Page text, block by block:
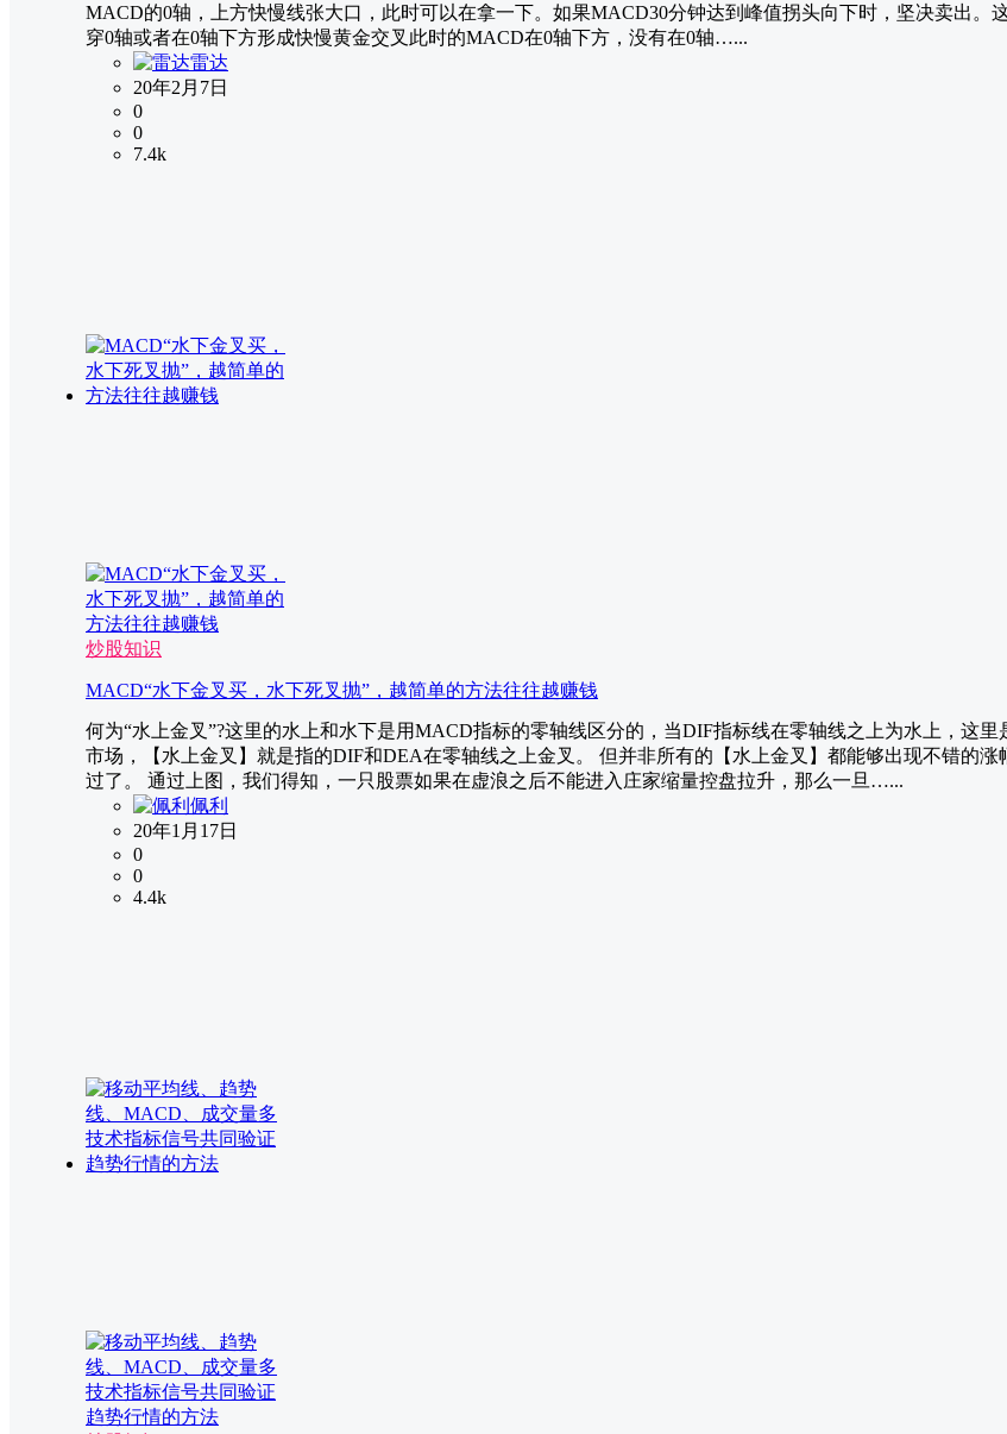
MACD的0轴，上方快慢线张大口，此时可以在拿一下。如果MACD30分钟达到峰值拐头向下时，坚决卖出
穿0轴或者在0轴下方形成快慢黄金交叉此时的MACD在0轴下方，没有在0轴…...
雷达
20年2月7日
0
0
7.4k
炒股知识
MACD“水下金叉买，水下死叉抛”，越简单的方法往往越赚钱
何为“水上金叉”?这里的水上和水下是用MACD指标的零轴线区分的，当DIF指标线在零轴线之上为水上，这
市场，【水上金叉】就是指的DIF和DEA在零轴线之上金叉。 但并非所有的【水上金叉】都能够出现不错的
过了。 通过上图，我们得知，一只股票如果在虚浪之后不能进入庄家缩量控盘拉升，那么一旦…...
佩利
20年1月17日
0
0
4.4k